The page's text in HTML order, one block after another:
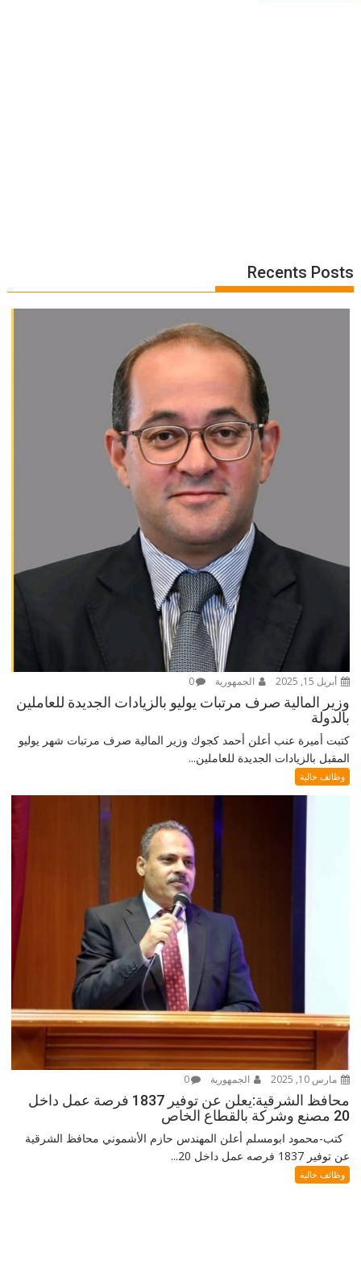
Recents Posts
أبريل 15, 2025 الجمهورية 0
وزير المالية صرف مرتبات يوليو بالزيادات الجديدة للعاملين
بالدولة
كتبت أميرة عنب أعلن أحمد كجوك وزير المالية صرف مرتبات شهر يوليو
المقبل بالزيادات الجديدة للعاملين...
وظائف خالية
مارس 10, 2025 الجمهورية 0
محافظ الشرقية:يعلن عن توفير 1837 فرصة عمل داخل
20 مصنع وشركة بالقطاع الخاص
كتب-محمود ابومسلم أعلن المهندس حازم الأشموني محافظ الشرقية
عن توفير 1837 فرصه عمل داخل 20...
وظائف خالية